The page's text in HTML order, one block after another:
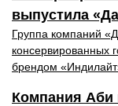
выпустила
Группа компаний
консервированных
брендом
Компания Аби